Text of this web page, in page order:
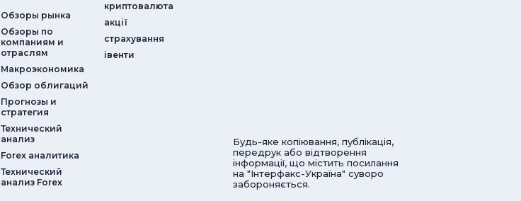
Обзоры рынка
Обзоры по
компаниям и
отраслям
Макроэкономика
Обзор облигаций
Прогнозы и
стратегия
Технический
анализ
Forex аналитика
Технический
анализ Forex
криптовалюта
акції
страхування
iвенти
Будь-яке копіювання, публікація,
передрук або відтворення
інформації, що містить посилання
на "Інтерфакс-Україна" суворо
забороняється.